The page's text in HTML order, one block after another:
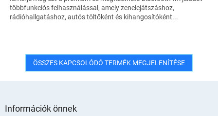
többfunkciós felhasználással, amely zenelejátszáshoz,
rádióhallgatáshoz, autós töltőként és kihangosítóként...
ÖSSZES KAPCSOLÓDÓ TERMÉK MEGJELENÍTÉSE
Információk önnek